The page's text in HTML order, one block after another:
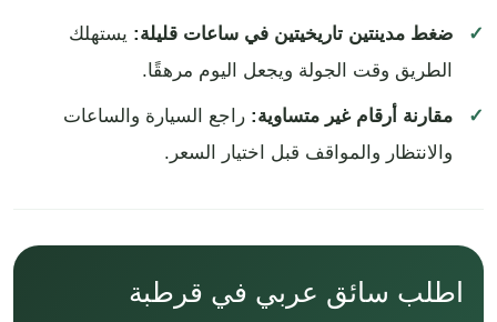
ضغط مدينتين تاريخيتين في ساعات قليلة: يستهلك
الطريق وقت الجولة ويجعل اليوم مرهقًا.
مقارنة أرقام غير متساوية: راجع السيارة والساعات
والانتظار والمواقف قبل اختيار السعر.
اطلب سائق عربي في قرطبة